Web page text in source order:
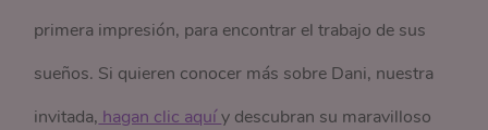
primera impresión, para encontrar el trabajo de sus
sueños. Si quieren conocer más sobre Dani, nuestra
invitada, hagan clic aquí y descubran su maravilloso